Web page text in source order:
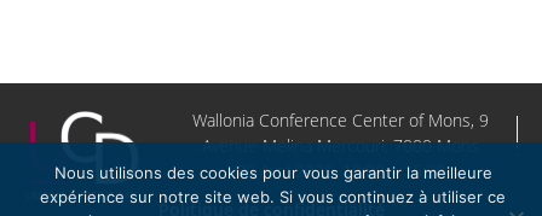
Wallonia Conference Center of Mons, 9
Avenue Melina Mercouri, 7000 Mons
09 Avril 2025, 10:00 – 16:30
Politique de confidentialité
Nous utilisons des cookies pour vous garantir la meilleure
expérience sur notre site web. Si vous continuez à utiliser ce